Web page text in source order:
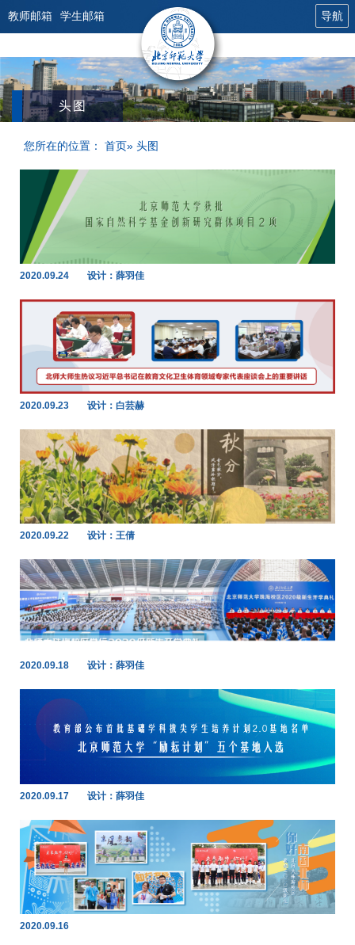
教师邮箱 学生邮箱 导航
头图
您所在的位置： 首页» 头图
2020.09.24 设计：薛羽佳
2020.09.23 设计：白芸赫
2020.09.22 设计：王倩
2020.09.18 设计：薛羽佳
2020.09.17 设计：薛羽佳
2020.09.16